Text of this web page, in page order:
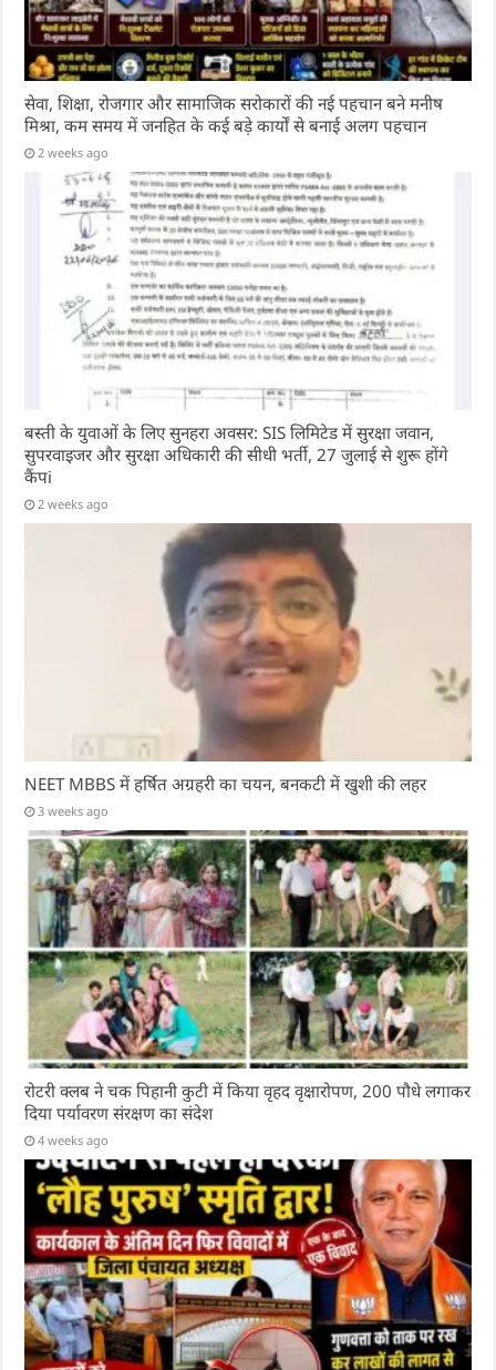
सेवा, शिक्षा, रोजगार और सामाजिक सरोकारों की नई पहचान बने मनीष
मिश्रा, कम समय में जनहित के कई बड़े कार्यों से बनाई अलग पहचान
2 weeks ago
बस्ती के युवाओं के लिए सुनहरा अवसर: SIS लिमिटेड में सुरक्षा जवान,
सुपरवाइजर और सुरक्षा अधिकारी की सीधी भर्ती, 27 जुलाई से शुरू होंगे
कैंपi
2 weeks ago
NEET MBBS में हर्षित अग्रहरी का चयन, बनकटी में खुशी की लहर
3 weeks ago
रोटरी क्लब ने चक पिहानी कुटी में किया वृहद वृक्षारोपण, 200 पौधे लगाकर
दिया पर्यावरण संरक्षण का संदेश
4 weeks ago